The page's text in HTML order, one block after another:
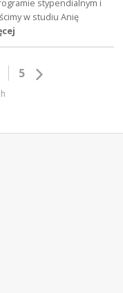
stypendialnym i
w studiu Anię
5